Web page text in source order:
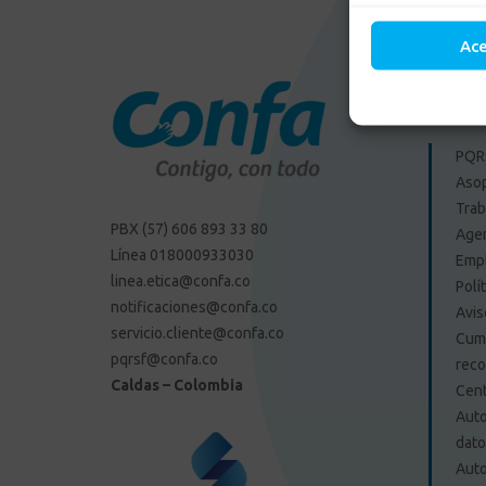
PBX (57) 606 893 33 80
Línea 018000933030
linea.etica@confa.co
notificaciones@confa.co
servicio.cliente@confa.co
pqrsf@confa.co
Caldas – Colombia